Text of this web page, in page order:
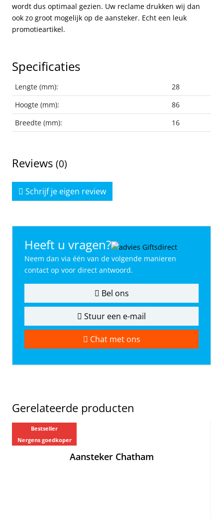
wordt dus optimaal gezien. Uw reclame drukken wij dan
ook zo groot mogelijk op de aansteker. Echt een leuk
promotieartikel.
Specificaties
Lengte (mm):
28
Hoogte (mm):
86
Breedte (mm):
16
Reviews (0)
Schrijf je eigen review
Heeft u vragen?
Neem dan via één van de volgende manieren
contact op voor direct antwoord.
Bel ons
Stuur een e-mail
Chat met ons
Gerelateerde producten
Bestseller
Nergens goedkoper
Aansteker Chatham